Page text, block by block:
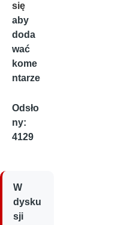
się
aby
doda
wać
kome
ntarze
Odsło
ny:
4129
W
dysku
sji